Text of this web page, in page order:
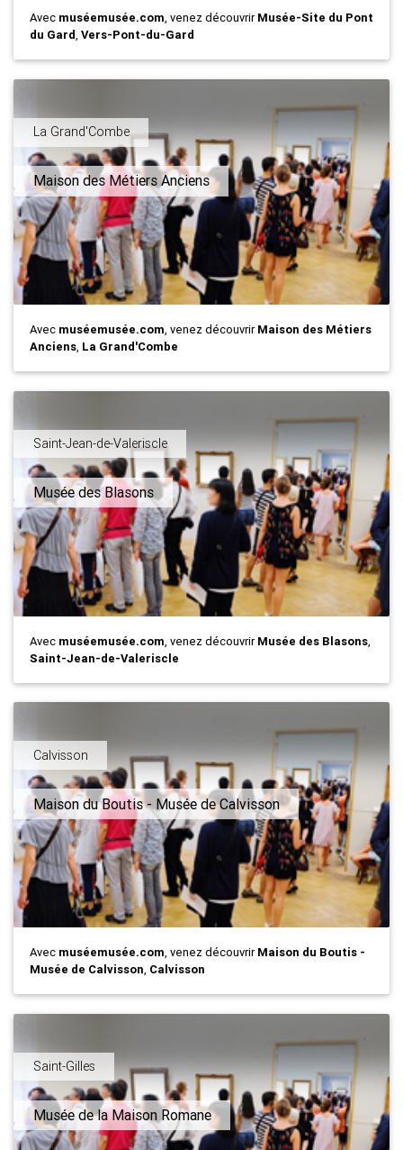
Avec muséemusée.com, venez découvrirMusée-Site du Pont
du Gard, Vers-Pont-du-Gard
La Grand'Combe
Maison des Métiers Anciens
Avec muséemusée.com, venez découvrirMaison des Métiers
Anciens, La Grand'Combe
Saint-Jean-de-Valeriscle
Musée des Blasons
Avec muséemusée.com, venez découvrirMusée des Blasons,
Saint-Jean-de-Valeriscle
Calvisson
Maison du Boutis - Musée de Calvisson
Avec muséemusée.com, venez découvrirMaison du Boutis -
Musée de Calvisson, Calvisson
Saint-Gilles
Musée de la Maison Romane